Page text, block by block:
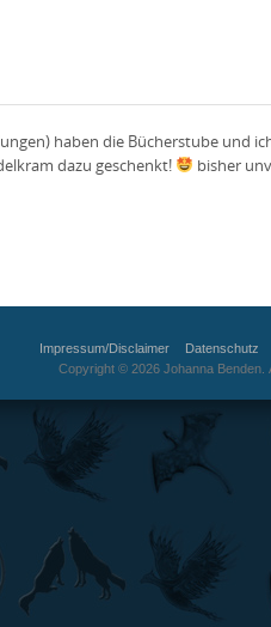
haben die Bücherstube und
dazu geschenkt!
bisher
Impressum/Disclaimer Datenschutz
Copyright © 2026 Johanna Benden.